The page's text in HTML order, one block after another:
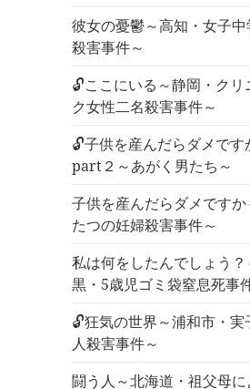
彼女の憂鬱～高知・女子中
殺害事件～
🔓ここにいる～静岡・クリ
ク女性二名殺害事件～
🔓子供を産んだらダメです
part２～あがく男たち～
子供を産んだらダメですか
たつの妊婦殺害事件～
私は何をしたんでしょう？
黒・5歳児ゴミ袋窒息死事
🔓狂気の世界～浦和市・実
人殺害事件～
闘う人～北海道・祖父母に